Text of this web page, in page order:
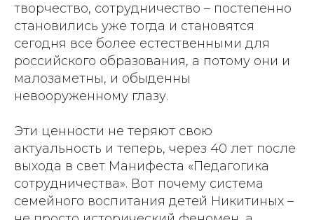
творчество, сотрудничество – постепенно
становились уже тогда и становятся
сегодня все более естественными для
российского образования, а потому они и
малозаметны, и обыденны
невооруженному глазу.
Эти ценности не теряют свою
актуальность и теперь, через 40 лет после
выхода в свет Манифеста «Педагогика
сотрудничества». Вот почему система
семейного воспитания детей Никитиных –